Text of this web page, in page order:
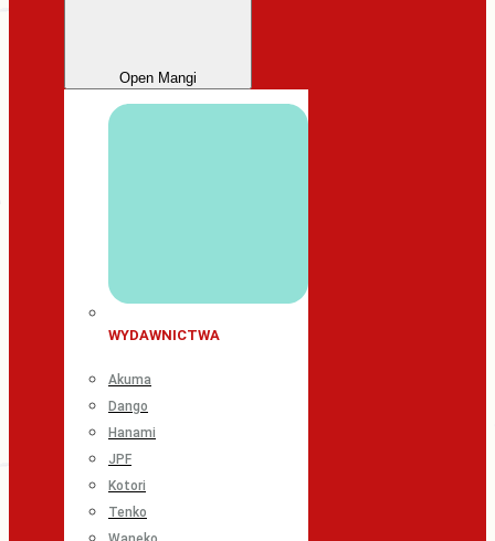
Open Mangi
WYDAWNICTWA
Akuma
Dango
Hanami
JPF
Kotori
Tenko